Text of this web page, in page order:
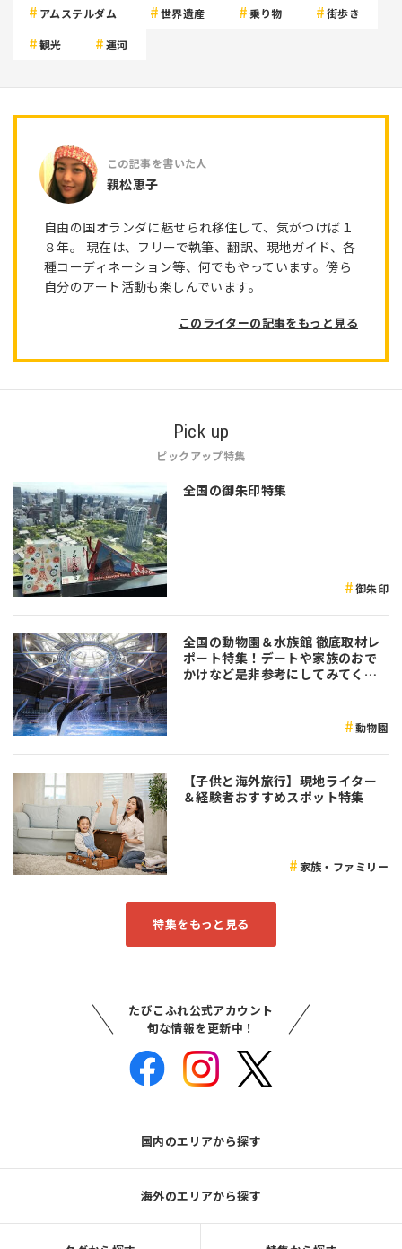
アムステルダム 世界遺産 乗り物 街歩き
観光 運河
親松恵子
自由の国オランダに魅せられ移住して、気がつけば１
８年。 現在は、フリーで執筆、翻訳、現地ガイド、各
種コーディネーション等、何でもやっています。傍ら
自分のアート活動も楽しんでいます。
このライターの記事をもっと見る
Pick up
ピックアップ特集
全国の御朱印特集
御朱印
全国の動物園＆水族館 徹底取材レ
ポート特集！デートや家族のおで
かけなど是非参考にしてみてくだ
動物園
【子供と海外旅行】現地ライター
＆経験者おすすめスポット特集
家族・ファミリー
特集をもっと見る
たびこふれ公式アカウント
旬な情報を更新中！
国内のエリアから探す
海外のエリアから探す